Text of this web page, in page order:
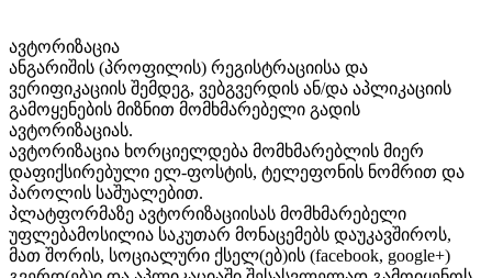
ავტორიზაცია
ანგარიშის (პროფილის) რეგისტრაციისა და
ვერიფიკაციის შემდეგ, ვებგვერდის ან/და აპლიკაციის
გამოყენების მიზნით მომხმარებელი გადის
ავტორიზაციას.
ავტორიზაცია ხორციელდება მომხმარებლის მიერ
დაფიქსირებული ელ-ფოსტის, ტელეფონის ნომრით და
პაროლის საშუალებით.
პლატფორმაზე ავტორიზაციისას მომხმარებელი
უფლებამოსილია საკუთარ მონაცემებს დაუკავშიროს,
მათ შორის, სოციალური ქსელ(ებ)ის (facebook, google+)